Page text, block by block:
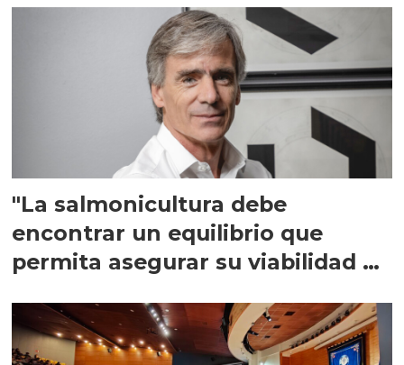
"La salmonicultura debe
encontrar un equilibrio que
permita asegurar su viabilidad de